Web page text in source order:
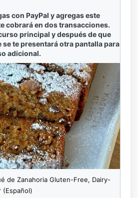
con PayPal y agregas este
cobrará en dos transacciones.
principal y después de que
se te presentará otra pantalla para
adicional.
de Zanahoria Gluten-Free, Dairy-
(Español)